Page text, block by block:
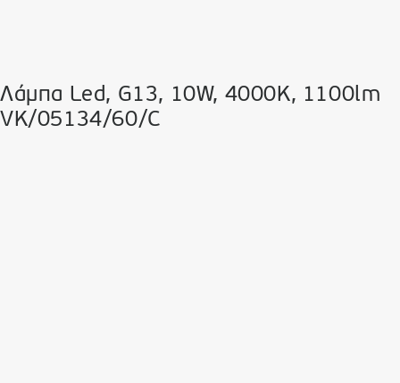
Λάμπα Led, G13, 10W, 4000K, 1100lm
VK/05134/60/C